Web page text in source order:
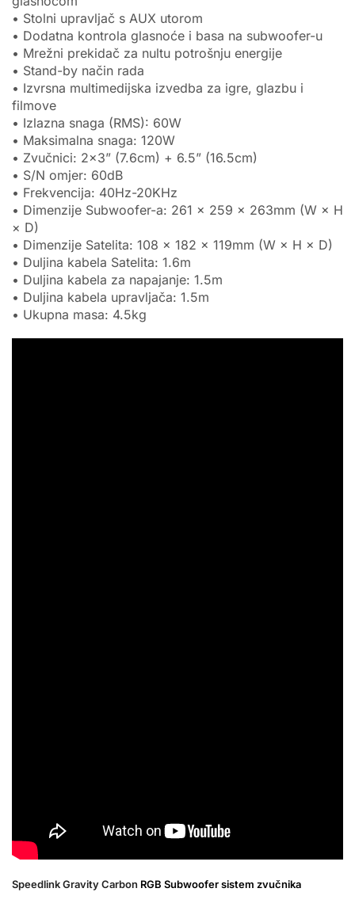
• Stolni upravljač s AUX utorom
• Dodatna kontrola glasnoće i basa na subwoofer-u
• Mrežni prekidač za nultu potrošnju energije
• Stand-by način rada
• Izvrsna multimedijska izvedba za igre, glazbu i
filmove
• Izlazna snaga (RMS): 60W
• Maksimalna snaga: 120W
• Zvučnici: 2×3” (7.6cm) + 6.5” (16.5cm)
• S/N omjer: 60dB
• Frekvencija: 40Hz-20KHz
• Dimenzije Subwoofer-a: 261 × 259 × 263mm (W × H
× D)
• Dimenzije Satelita: 108 × 182 × 119mm (W × H × D)
• Duljina kabela Satelita: 1.6m
• Duljina kabela za napajanje: 1.5m
• Duljina kabela upravljača: 1.5m
• Ukupna masa: 4.5kg
Speedlink Gravity Carbon RGB Subwoofer sistem zvučnika